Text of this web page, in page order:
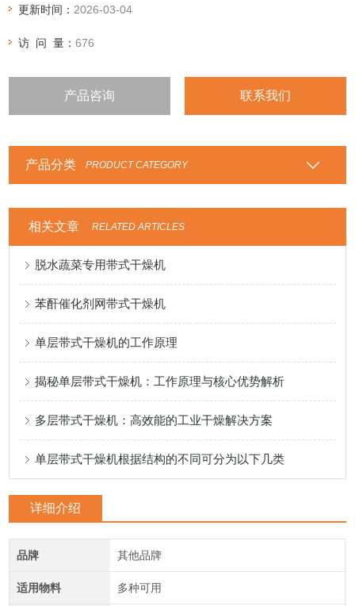
更新时间： 2026-03-04
访 问 量：676
产品咨询 联系我们
产品分类 PRODUCT CATEGORY
相关文章 RELATED ARTICLES
脱水蔬菜专用带式干燥机
苯酐催化剂网带式干燥机
单层带式干燥机的工作原理
揭秘单层带式干燥机：工作原理与核心优势解析
多层带式干燥机：高效能的工业干燥解决方案
单层带式干燥机根据结构的不同可分为以下几类
详细介绍
品牌 其他品牌
适用物料 多种可用